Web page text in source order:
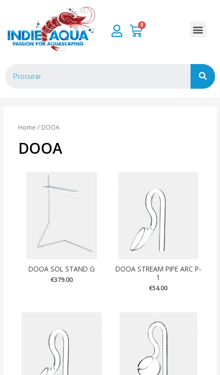
Home / DOOA
DOOA
DOOA SOL STAND G
€379.00
DOOA STREAM PIPE ARC P-
1
€54.00